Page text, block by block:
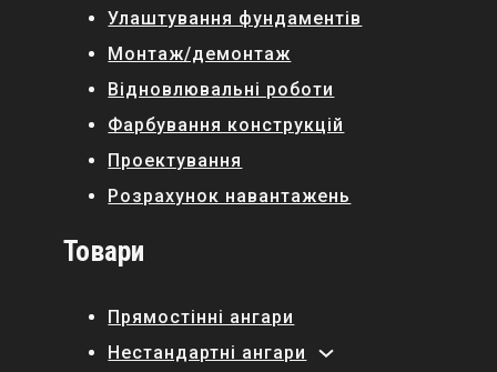
Улаштування фундаментів
Монтаж/демонтаж
Відновлювальні роботи
Фарбування конструкцій
Проектування
Розрахунок навантажень
Товари
Прямостінні ангари
Нестандартні ангари